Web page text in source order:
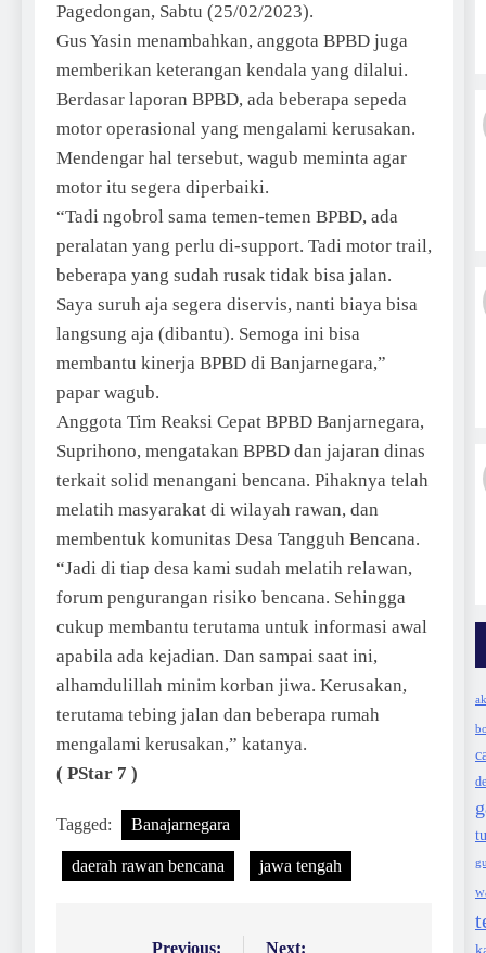
Pagedongan, Sabtu (25/02/2023).
Gus Yasin menambahkan, anggota BPBD juga
memberikan keterangan kendala yang dilalui.
Berdasar laporan BPBD, ada beberapa sepeda
motor operasional yang mengalami kerusakan.
Mendengar hal tersebut, wagub meminta agar
motor itu segera diperbaiki.
“Tadi ngobrol sama temen-temen BPBD, ada
peralatan yang perlu di-support. Tadi motor trail,
beberapa yang sudah rusak tidak bisa jalan.
Saya suruh aja segera diservis, nanti biaya bisa
langsung aja (dibantu). Semoga ini bisa
membantu kinerja BPBD di Banjarnegara,”
papar wagub.
Anggota Tim Reaksi Cepat BPBD Banjarnegara,
Suprihono, mengatakan BPBD dan jajaran dinas
terkait solid menangani bencana. Pihaknya telah
melatih masyarakat di wilayah rawan, dan
membentuk komunitas Desa Tangguh Bencana.
“Jadi di tiap desa kami sudah melatih relawan,
forum pengurangan risiko bencana. Sehingga
cukup membantu terutama untuk informasi awal
apabila ada kejadian. Dan sampai saat ini,
alhamdulillah minim korban jiwa. Kerusakan,
terutama tebing jalan dan beberapa rumah
mengalami kerusakan,” katanya.
( PStar 7 )
Tagged: Banajarnegara
daerah rawan bencana jawa tengah
Previous: Next: